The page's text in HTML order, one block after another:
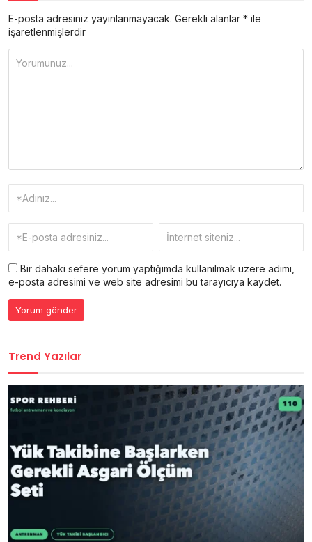
E-posta adresiniz yayınlanmayacak. Gerekli alanlar * ile
işaretlenmişlerdir
Bir dahaki sefere yorum yaptığımda kullanılmak üzere adımı,
e-posta adresimi ve web site adresimi bu tarayıcıya kaydet.
Trend Yazılar